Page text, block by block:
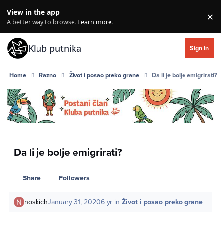
View in the app
A better way to browse. Learn more. ×
Klub putnika Sign In
Home Razno Život i posao preko grane Da li je bolje emigrirati?
Da li je bolje emigrirati?
Share Followers
noskichJanuary 31, 20206 yr inŽivot i posao preko grane